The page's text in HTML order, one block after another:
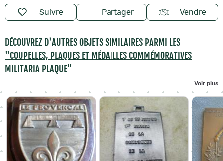
Suivre Partager Vendre
DÉCOUVREZ D'AUTRES OBJETS SIMILAIRES PARMI LES
"COUPELLES, PLAQUES ET MÉDAILLES COMMÉMORATIVES
MILITARIA PLAQUE"
Voir plus